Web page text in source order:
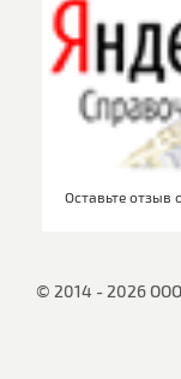
Оставьте отзыв
© 2014 - 2026